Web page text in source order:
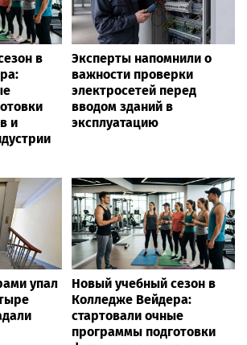
в
и
Эксперты напомнили о
важности проверки
электросетей перед
вводом зданий в
эксплуатацию
упал
Новый учебный сезон в
Колледже Вейдера:
стартовали очные
программы подготовки